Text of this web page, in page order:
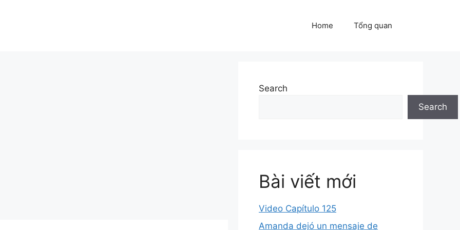
Home Tổng quan
Search
Search
Bài viết mới
Video Capítulo 125
Amanda dejó un mensaje de